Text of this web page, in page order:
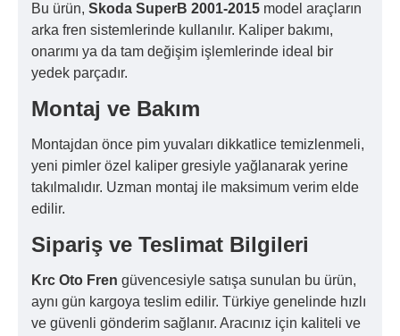
Bu ürün, Skoda SuperB 2001-2015 model araçların
arka fren sistemlerinde kullanılır. Kaliper bakımı,
onarımı ya da tam değişim işlemlerinde ideal bir
yedek parçadır.
Montaj ve Bakım
Montajdan önce pim yuvaları dikkatlice temizlenmeli,
yeni pimler özel kaliper gresiyle yağlanarak yerine
takılmalıdır. Uzman montaj ile maksimum verim elde
edilir.
Sipariş ve Teslimat Bilgileri
Krc Oto Fren güvencesiyle satışa sunulan bu ürün,
aynı gün kargoya teslim edilir. Türkiye genelinde hızlı
ve güvenli gönderim sağlanır. Aracınız için kaliteli ve